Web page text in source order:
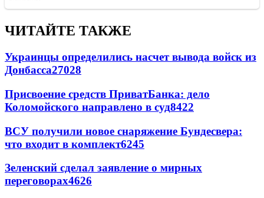
ЧИТАЙТЕ ТАКЖЕ
Украинцы определились насчет вывода войск из
Донбасса27028
Присвоение средств ПриватБанка: дело
Коломойского направлено в суд8422
ВСУ получили новое снаряжение Бундесвера:
что входит в комплект6245
Зеленский сделал заявление о мирных
переговорах4626